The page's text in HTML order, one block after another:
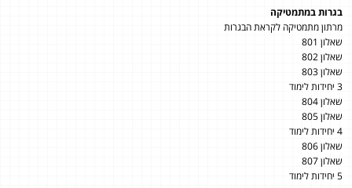
בגרות במתמטיקה
מרתון מתמטיקה לקראת הבגרות
שאלון 801
שאלון 802
שאלון 803
3 יחידות לימוד
שאלון 804
שאלון 805
4 יחידות לימוד
שאלון 806
שאלון 807
5 יחידות לימוד